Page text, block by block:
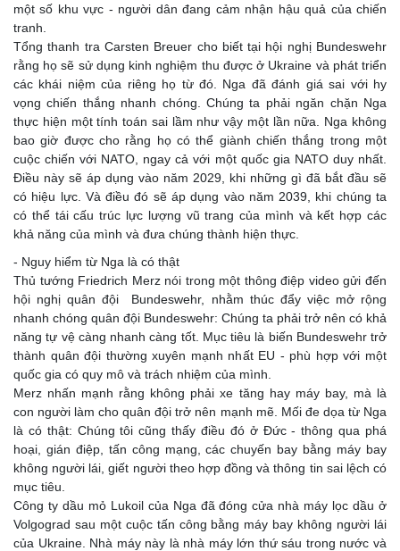
một số khu vực - người dân đang cảm nhận hậu quả của chiến
tranh.
Tổng thanh tra Carsten Breuer cho biết tại hội nghị Bundeswehr
rằng họ sẽ sử dụng kinh nghiệm thu được ở Ukraine và phát triển
các khái niệm của riêng họ từ đó. Nga đã đánh giá sai với hy
vọng chiến thắng nhanh chóng. Chúng ta phải ngăn chặn Nga
thực hiện một tính toán sai lầm như vậy một lần nữa. Nga không
bao giờ được cho rằng họ có thể giành chiến thắng trong một
cuộc chiến với NATO, ngay cả với một quốc gia NATO duy nhất.
Điều này sẽ áp dụng vào năm 2029, khi những gì đã bắt đầu sẽ
có hiệu lực. Và điều đó sẽ áp dụng vào năm 2039, khi chúng ta
có thể tái cấu trúc lực lượng vũ trang của mình và kết hợp các
khả năng của mình và đưa chúng thành hiện thực.
- Nguy hiểm từ Nga là có thật
Thủ tướng Friedrich Merz nói trong một thông điệp video gửi đến
hội nghị quân đội Bundeswehr, nhằm thúc đẩy việc mở rộng
nhanh chóng quân đội Bundeswehr: Chúng ta phải trở nên có khả
năng tự vệ càng nhanh càng tốt. Mục tiêu là biến Bundeswehr trở
thành quân đội thường xuyên mạnh nhất EU - phù hợp với một
quốc gia có quy mô và trách nhiệm của mình.
Merz nhấn mạnh rằng không phải xe tăng hay máy bay, mà là
con người làm cho quân đội trở nên mạnh mẽ. Mối đe dọa từ Nga
là có thật: Chúng tôi cũng thấy điều đó ở Đức - thông qua phá
hoại, gián điệp, tấn công mạng, các chuyến bay bằng máy bay
không người lái, giết người theo hợp đồng và thông tin sai lệch có
mục tiêu.
Công ty dầu mỏ Lukoil của Nga đã đóng cửa nhà máy lọc dầu ở
Volgograd sau một cuộc tấn công bằng máy bay không người lái
của Ukraine. Nhà máy này là nhà máy lớn thứ sáu trong nước và